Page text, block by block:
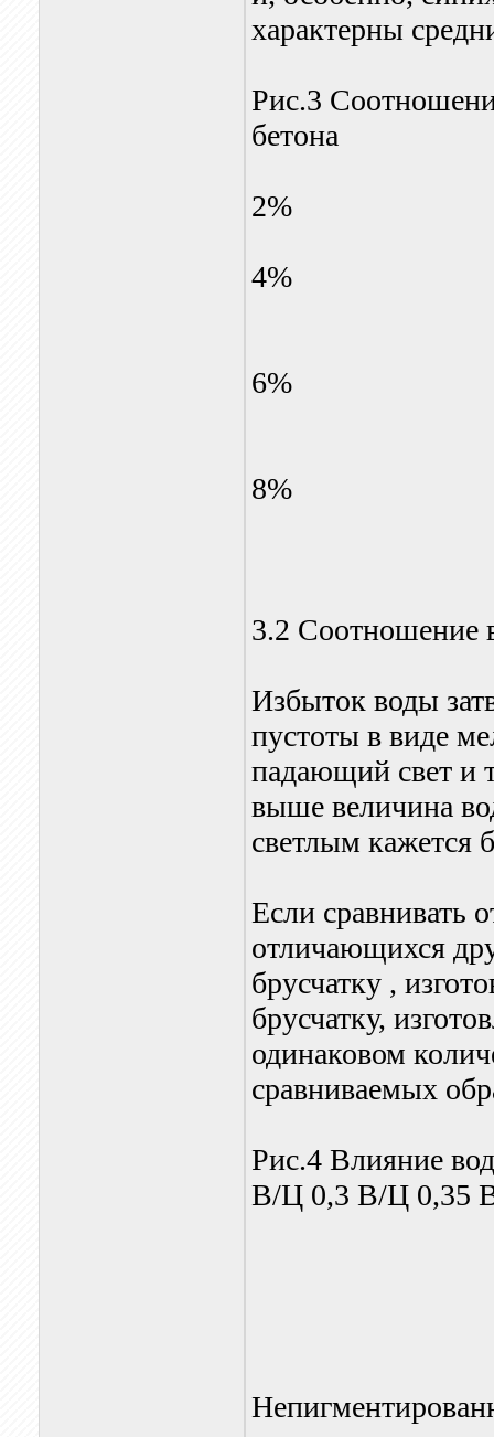
характерны
Рис.3
бетона
2%
4%
6%
8%
3.2 Соотношение
Избыток воды
пустоты в виде
падающий свет и
выше величина
светлым кажется
Если сравнивать
отличающихся
брусчатку ,
брусчатку,
одинаковом
сравниваемых
Рис.4 Влияние
В/Ц 0,3 В/Ц 0,35